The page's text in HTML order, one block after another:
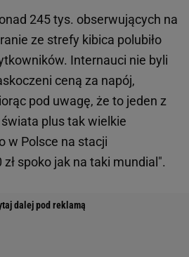
245 tys. obserwujących na
ze strefy kibica polubiło
Internauci nie byli
ceną za napój,
pod uwagę, że to jeden z
plus tak wielkie
w Polsce na stacji
spoko jak na taki mundial".